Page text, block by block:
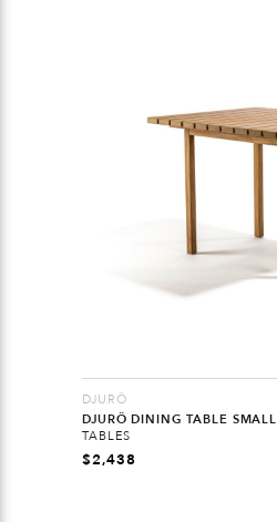
DJURÖ
DJURÖ DINING TABLE SMALL
TABLES
$2,438